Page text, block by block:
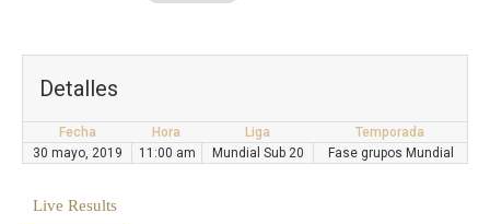
Detalles
Fecha Hora Liga
Temporada
30 mayo, 2019
11:00 am Mundial Sub 20 Fase grupos Mundial
Live Results